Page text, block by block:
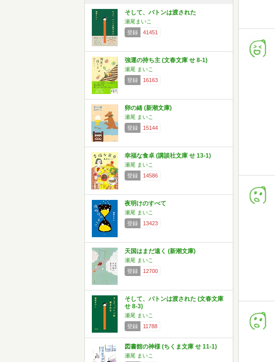
そして、バトンは渡された
瀬尾まいこ
登録
41451
強運の持ち主 (文春文庫 せ 8-1)
瀬尾 まいこ
登録
16163
卵の緒 (新潮文庫)
瀬尾 まいこ
登録
15144
幸福な食卓 (講談社文庫 せ 13-1)
瀬尾 まいこ
登録
14586
夜明けのすべて
瀬尾 まいこ
登録
13423
天国はまだ遠く (新潮文庫)
瀬尾 まいこ
登録
12700
そして、バトンは渡された (文春文庫
せ 8-3)
瀬尾 まいこ
登録
11788
図書館の神様 (ちくま文庫 せ 11-1)
瀬尾 まいこ